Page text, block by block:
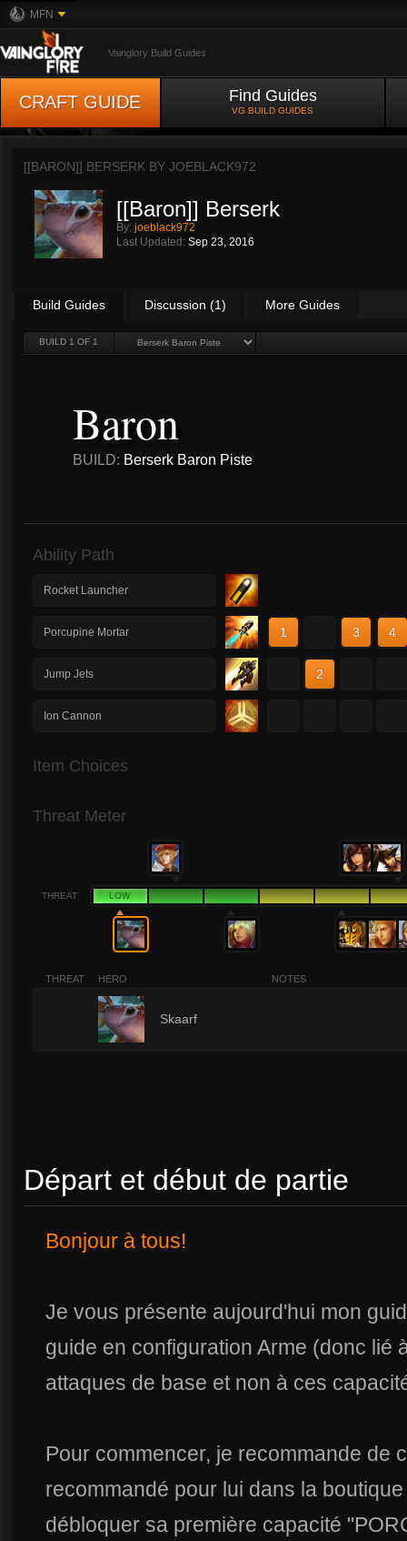
MFN
Vainglory Build Guides
CRAFT GUIDE Find Guides
VG BUILD GUIDES
[[BARON]] BERSERK BY JOEBLACK972
[[Baron]] Berserk
By: joeblack972
Last Updated: Sep 23, 2016
Build Guides Discussion (1) More Guides
BUILD 1 OF 1
Baron
BUILD: Berserk Baron Piste
Ability Path
Rocket Launcher
Porcupine Mortar 1 3 4
Jump Jets 2
Ion Cannon
Item Choices
Threat Meter
THREAT LOW
THREAT HERO NOTES
Skaarf
Départ et début de partie
Bonjour à tous!
Je vous présente aujourd'hui mon
guide en configuration Arme (donc lié
attaques de base et non à ces
Pour commencer, je recommande de
recommandé pour lui dans la
débloquer sa première capacité